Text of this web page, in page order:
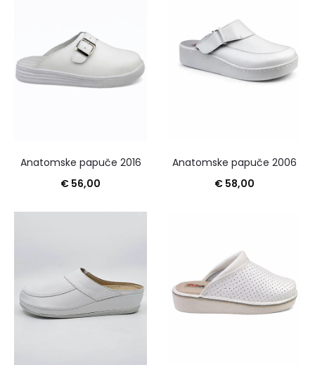
Anatomske papuče 2016
€ 56,00
Anatomske papuče 2006
€ 58,00